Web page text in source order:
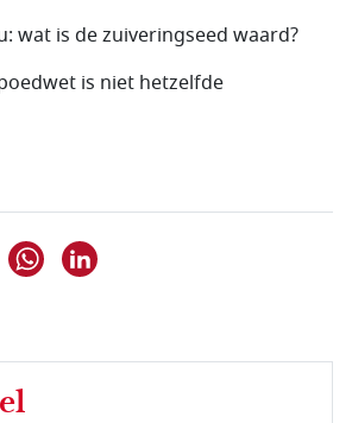
wat is de zuiveringseed waard?
is niet hetzelfde
op X
item op Bluesky
Deel dit item op Facebook
Delen via WhatsApp